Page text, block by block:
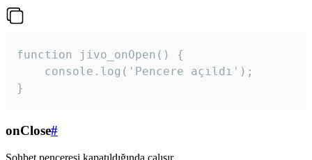
function jivo_onOpen() {
    console.log('Pencere açıldı');
}
onClose#
Sohbet penceresi kapatıldığında çalışır.